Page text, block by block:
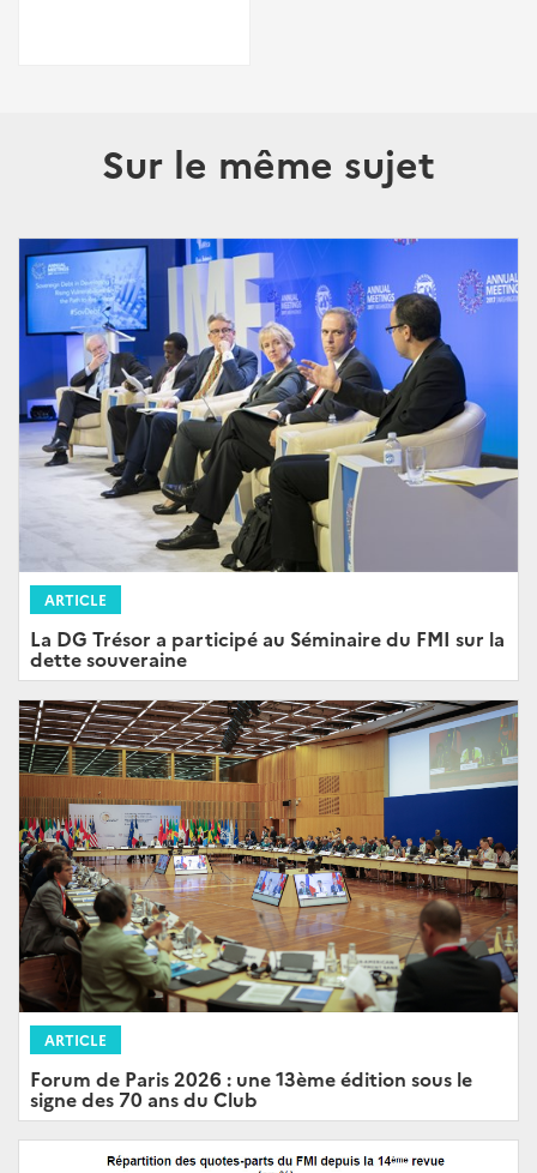
Sur le même sujet
ARTICLE
La DG Trésor a participé au Séminaire du FMI sur la
dette souveraine
ARTICLE
Forum de Paris 2026 : une 13ème édition sous le
signe des 70 ans du Club